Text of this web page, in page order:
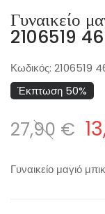
Γυναικείο
2106519 46
Κωδικός: 2106519
Έκπτωση 50%
27,90 €
Γυναικείο μαγιό